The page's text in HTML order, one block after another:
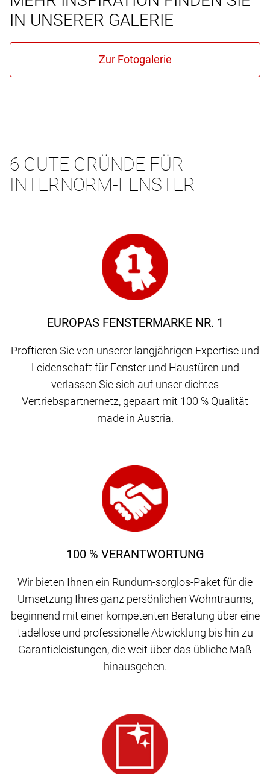
IN UNSERER GALERIE
6 GUTE GRÜNDE FÜR
INTERNORM-FENSTER
EUROPAS FENSTERMARKE NR. 1
Proftieren Sie von unserer langjährigen Expertise und
Leidenschaft für Fenster und Haustüren und
verlassen Sie sich auf unser dichtes
Vertriebspartnernetz, gepaart mit 100 % Qualität
made in Austria.
100 % VERANTWORTUNG
Wir bieten Ihnen ein Rundum-sorglos-Paket für die
Umsetzung Ihres ganz persönlichen Wohntraums,
beginnend mit einer kompetenten Beratung über eine
tadellose und professionelle Abwicklung bis hin zu
Garantieleistungen, die weit über das übliche Maß
hinausgehen.